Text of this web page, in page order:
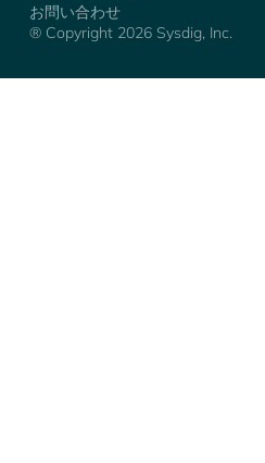
® Copyright 2026 Sysdig, Inc.
お問い合わせ